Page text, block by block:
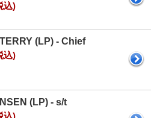
込)
(LP) - Chief
込)
(LP) - s/t